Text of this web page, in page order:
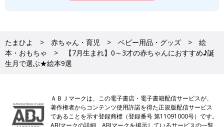
たまひよ 赤ちゃん・育児 ベビー用品・グッズ
絵
本・おもちゃ
【7月生まれ】0～3才の赤ちゃんにおすすめ♪誕
生月で選ぶ★絵本9選
ＡＢＪマークは、この電子書店・電子書籍配信サービスが、
著作権者からコンテンツ使用許諾を得た正規版配信サービス
であることを示す登録商標（登録番号 第11091000号）です。